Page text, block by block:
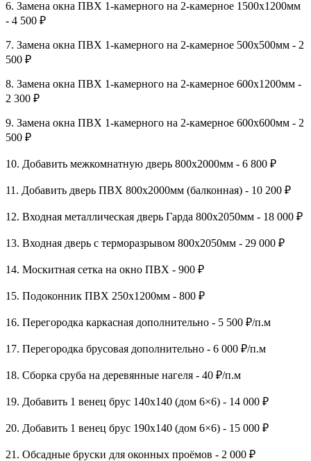
6. Замена окна ПВХ 1-камерного на 2-камерное 1500х1200мм
- 4 500 ₽
7. Замена окна ПВХ 1-камерного на 2-камерное 500х500мм - 2
500 ₽
8. Замена окна ПВХ 1-камерного на 2-камерное 600х1200мм -
2 300 ₽
9. Замена окна ПВХ 1-камерного на 2-камерное 600х600мм - 2
500 ₽
10. Добавить межкомнатную дверь 800х2000мм - 6 800 ₽
11. Добавить дверь ПВХ 800х2000мм (балконная) - 10 200 ₽
12. Входная металлическая дверь Гарда 800х2050мм - 18 000 ₽
13. Входная дверь с терморазрывом 800х2050мм - 29 000 ₽
14. Москитная сетка на окно ПВХ - 900 ₽
15. Подоконник ПВХ 250х1200мм - 800 ₽
16. Перегородка каркасная дополнительно - 5 500 ₽/п.м
17. Перегородка брусовая дополнительно - 6 000 ₽/п.м
18. Сборка сруба на деревянные нагеля - 40 ₽/п.м
19. Добавить 1 венец брус 140х140 (дом 6×6) - 14 000 ₽
20. Добавить 1 венец брус 190х140 (дом 6×6) - 15 000 ₽
21. Обсадные бруски для оконных проёмов - 2 000 ₽